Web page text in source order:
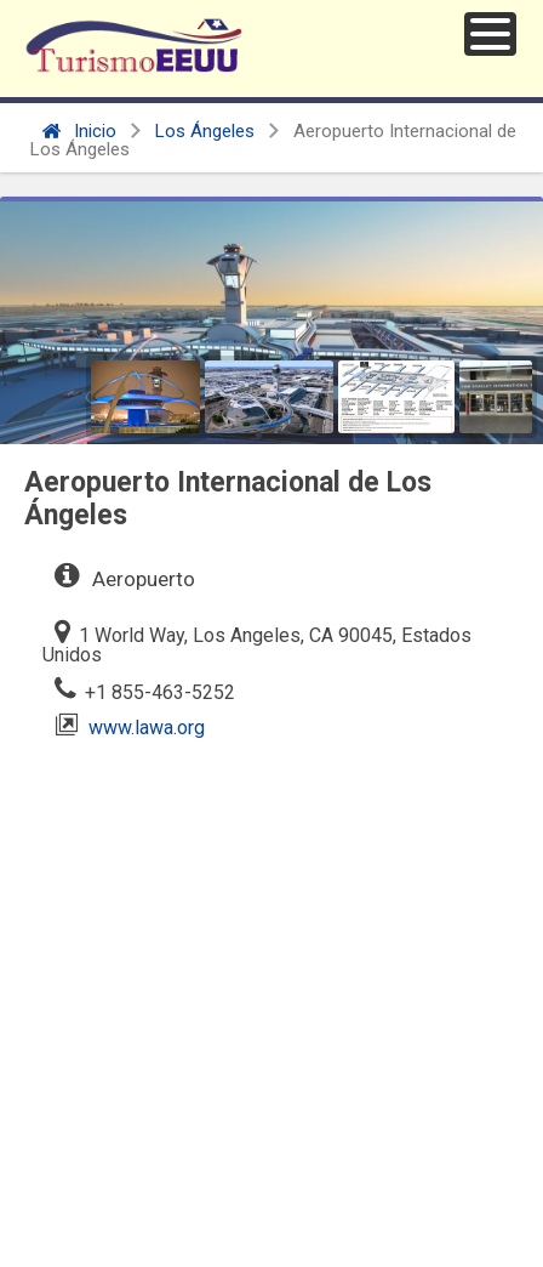
Inicio Los Ángeles
Aeropuerto Internacional de
Los Ángeles
Aeropuerto Internacional de Los
Ángeles
Aeropuerto
1 World Way, Los Angeles, CA 90045, Estados
Unidos
+1 855-463-5252
www.lawa.org